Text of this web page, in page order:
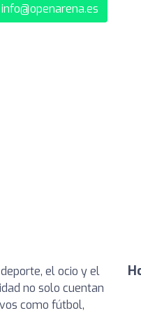
el ocio y el
no solo cuentan
como fútbol,